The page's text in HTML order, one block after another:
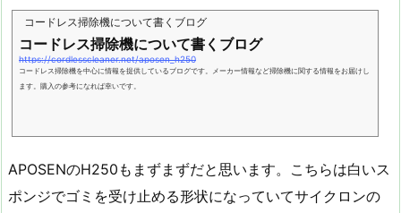
コードレス掃除機について書くブログ
コードレス掃除機について書くブログ
https://cordlesscleaner.net/aposen_h250
コードレス掃除機を中心に情報を提供しているブログです。メーカー情報など掃除機に関する情報をお届けし
ます。購入の参考になれば幸いです。
APOSENのH250もまずまずだと思います。こちらは白いス
ポンジでゴミを受け止める形状になっていてサイクロンの